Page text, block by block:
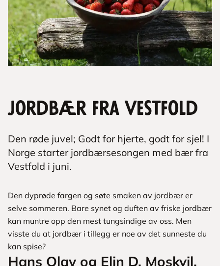
Jordbær fra Vestfold
Den røde juvel; Godt for hjerte, godt for sjel! I
Norge starter jordbærsesongen med bær fra
Vestfold i juni.
Den dyprøde fargen og søte smaken av jordbær er
selve sommeren. Bare synet og duften av friske jordbær
kan muntre opp den mest tungsindige av oss. Men
visste du at jordbær i tillegg er noe av det sunneste du
kan spise?
Hans Olav og Elin D. Moskvil,